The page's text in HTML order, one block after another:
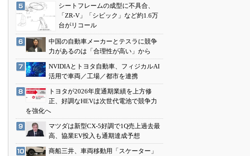
シートフレームの成型に不具合、
「ZR-V」「シビック」など約1.6万
台がリコール
中国の自動車メーカーとテスラに競争
力があるのは「合理性が高い」から
NVIDIAとトヨタ自動車、フィジカルAI
活用で車両／工場／都市を連携
トヨタが2026年度通期業績を上方修
正、好調なHEVは次世代電池で競争力
を強化へ
マツダは新型CX-5好調で1Q売上過去最
高、協業EV投入も通期達成予想
商船三井、車両移動用「スケーター」